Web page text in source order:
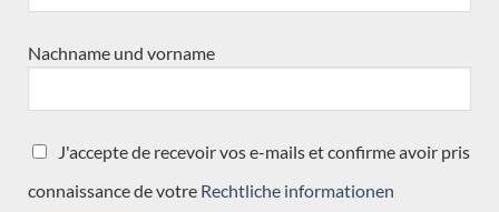
Daniele Marrabello
Keijo Korelin
Achim-Peter Gropius
Gregory Byers
Nachname und vorname
J'accepte de recevoir vos e-mails et confirme avoir pris
connaissance de votre Rechtliche informationen